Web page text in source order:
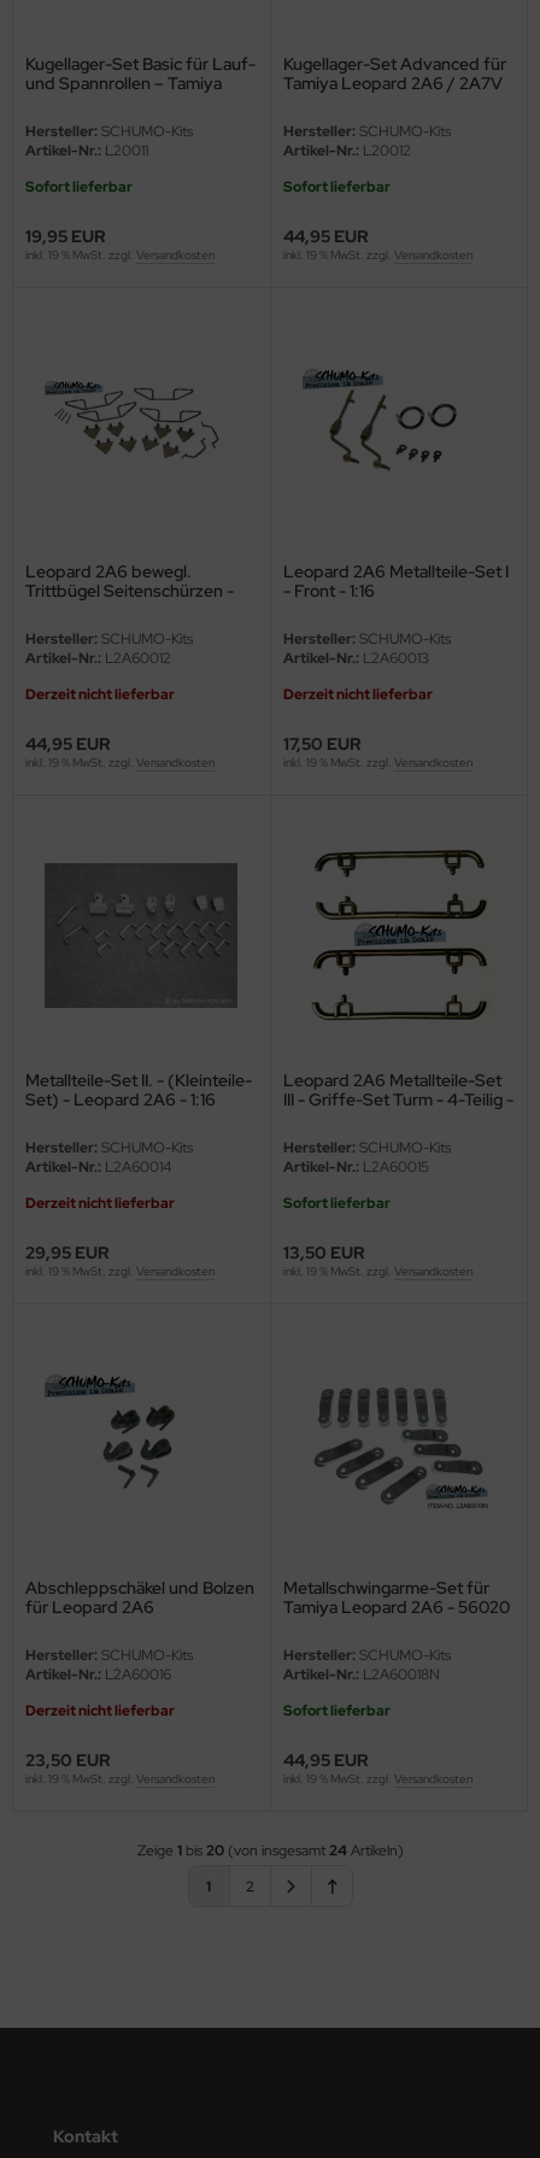
Kugellager-Set Basic für Lauf-
und Spannrollen – Tamiya
/ 56047 – 1:16
Hersteller: SCHUMO-Kits
Artikel-Nr.: L20011
Sofort lieferbar
19,95 EUR
inkl. 19 % MwSt. zzgl. Versandkosten
Kugellager-Set Advanced für
Tamiya Leopard 2A6 / 2A7V
Hersteller: SCHUMO-Kits
Artikel-Nr.: L20012
Sofort lieferbar
44,95 EUR
inkl. 19 % MwSt. zzgl. Versandkosten
Leopard 2A6 bewegl.
Trittbügel Seitenschürzen -
Hersteller: SCHUMO-Kits
Artikel-Nr.: L2A60012
Derzeit nicht lieferbar
44,95 EUR
inkl. 19 % MwSt. zzgl. Versandkosten
Leopard 2A6 Metallteile-Set I
- Front - 1:16
Hersteller: SCHUMO-Kits
Artikel-Nr.: L2A60013
Derzeit nicht lieferbar
17,50 EUR
inkl. 19 % MwSt. zzgl. Versandkosten
Metallteile-Set II. - (Kleinteile-
Set) - Leopard 2A6 - 1:16
Hersteller: SCHUMO-Kits
Artikel-Nr.: L2A60014
Derzeit nicht lieferbar
29,95 EUR
inkl. 19 % MwSt. zzgl. Versandkosten
Leopard 2A6 Metallteile-Set
III - Griffe-Set Turm - 4-Teilig -
Hersteller: SCHUMO-Kits
Artikel-Nr.: L2A60015
Sofort lieferbar
13,50 EUR
inkl. 19 % MwSt. zzgl. Versandkosten
Abschleppschäkel und Bolzen
für Leopard 2A6
Hersteller: SCHUMO-Kits
Artikel-Nr.: L2A60016
Derzeit nicht lieferbar
23,50 EUR
inkl. 19 % MwSt. zzgl. Versandkosten
Metallschwingarme-Set für
Tamiya Leopard 2A6 - 56020
Hersteller: SCHUMO-Kits
Artikel-Nr.: L2A60018N
Sofort lieferbar
44,95 EUR
inkl. 19 % MwSt. zzgl. Versandkosten
Zeige 1bis20(von insgesamt24Artikeln)
1
2
Kontakt
Hobby
Hobbies
Field Model
Kits
Art